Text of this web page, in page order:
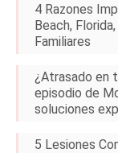
4 Razones
Beach,
Familiares
¿Atrasado en
episodio de
soluciones
5 Lesiones